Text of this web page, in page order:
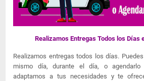
Realizamos Entregas Todos los Días
Realizamos entregas todos los días.
mismo día, durante el día, o
adaptamos a tus necesidades y te